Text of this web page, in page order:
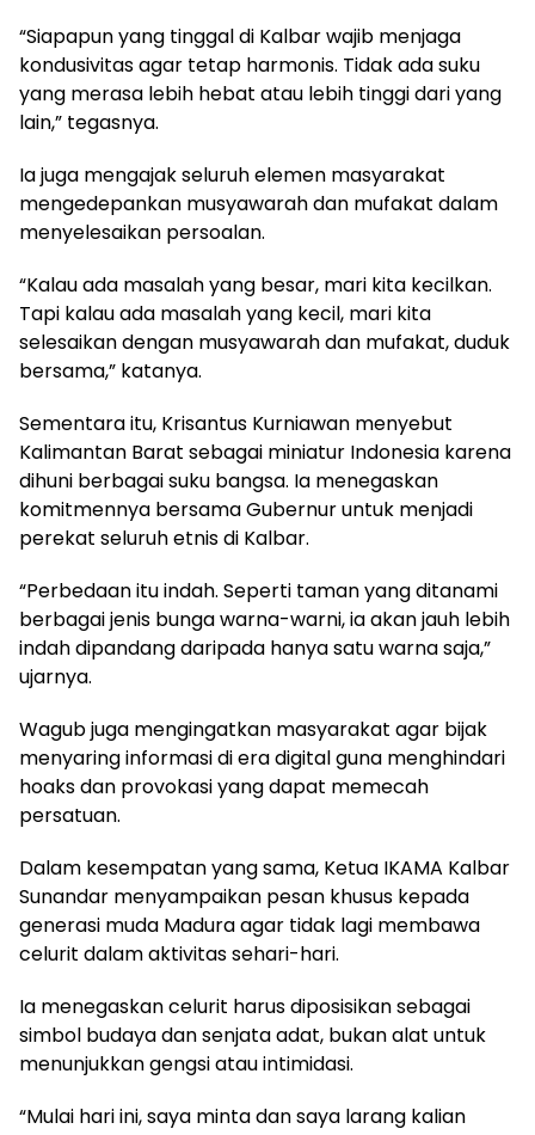
“Siapapun yang tinggal di Kalbar wajib menjaga
kondusivitas agar tetap harmonis. Tidak ada suku
yang merasa lebih hebat atau lebih tinggi dari yang
lain,” tegasnya.
Ia juga mengajak seluruh elemen masyarakat
mengedepankan musyawarah dan mufakat dalam
menyelesaikan persoalan.
“Kalau ada masalah yang besar, mari kita kecilkan.
Tapi kalau ada masalah yang kecil, mari kita
selesaikan dengan musyawarah dan mufakat, duduk
bersama,” katanya.
Sementara itu, Krisantus Kurniawan menyebut
Kalimantan Barat sebagai miniatur Indonesia karena
dihuni berbagai suku bangsa. Ia menegaskan
komitmennya bersama Gubernur untuk menjadi
perekat seluruh etnis di Kalbar.
“Perbedaan itu indah. Seperti taman yang ditanami
berbagai jenis bunga warna-warni, ia akan jauh lebih
indah dipandang daripada hanya satu warna saja,”
ujarnya.
Wagub juga mengingatkan masyarakat agar bijak
menyaring informasi di era digital guna menghindari
hoaks dan provokasi yang dapat memecah
persatuan.
Dalam kesempatan yang sama, Ketua IKAMA Kalbar
Sunandar menyampaikan pesan khusus kepada
generasi muda Madura agar tidak lagi membawa
celurit dalam aktivitas sehari-hari.
Ia menegaskan celurit harus diposisikan sebagai
simbol budaya dan senjata adat, bukan alat untuk
menunjukkan gengsi atau intimidasi.
“Mulai hari ini, saya minta dan saya larang kalian